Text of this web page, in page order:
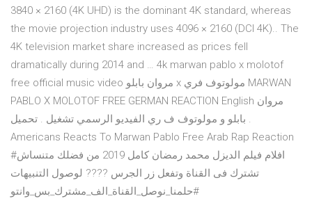
3840 × 2160 (4K UHD) is the dominant 4K standard, whereas
the movie projection industry uses 4096 × 2160 (DCI 4K).. The
4K television market share increased as prices fell
dramatically during 2014 and … 4k marwan pablo x molotof
free official music video مروان بابلو x مولوتوف فري MARWAN
PABLO X MOLOTOF FREE GERMAN REACTION English مروان
بابلو و مولوتوف ف ري الفيديو الرسمي تشغيل . تحميل .
Americans Reacts To Marwan Pablo Free Arab Rap Reaction
#افلام فيلم الديزل محمد رمضان كامل 2019 من فضلك متنساش
تشترك فى القناة وتفعل زر الجرس ???? لوصول التنبيهات
#حلمنا_نوصل_القناة_الف_مشترك_بس_وانتو